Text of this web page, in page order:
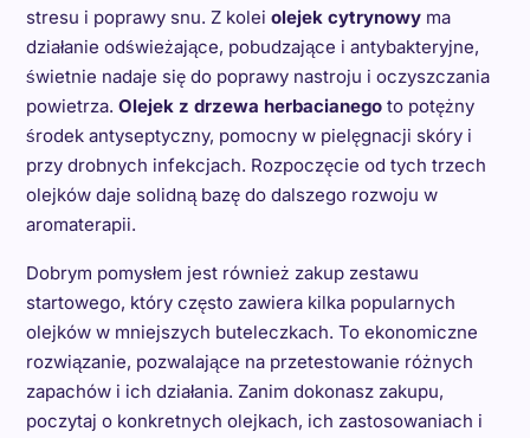
stresu i poprawy snu. Z kolei olejek cytrynowyma
działanie odświeżające, pobudzające i antybakteryjne,
świetnie nadaje się do poprawy nastroju i oczyszczania
powietrza. Olejek z drzewa herbacianegoto potężny
środek antyseptyczny, pomocny w pielęgnacji skóry i
przy drobnych infekcjach. Rozpoczęcie od tych trzech
olejków daje solidną bazę do dalszego rozwoju w
aromaterapii.
Dobrym pomysłem jest również zakup zestawu
startowego, który często zawiera kilka popularnych
olejków w mniejszych buteleczkach. To ekonomiczne
rozwiązanie, pozwalające na przetestowanie różnych
zapachów i ich działania. Zanim dokonasz zakupu,
poczytaj o konkretnych olejkach, ich zastosowaniach i